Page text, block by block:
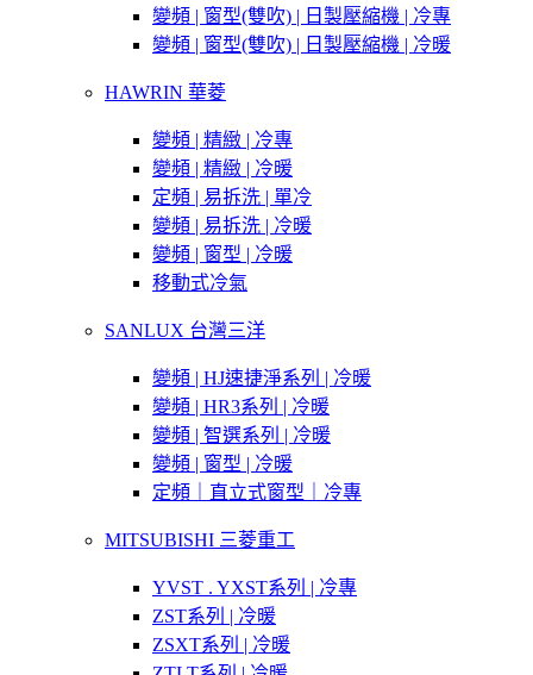
變頻 | 窗型(雙吹) | 日製壓縮機 | 冷專
變頻 | 窗型(雙吹) | 日製壓縮機 | 冷暖
HAWRIN 華菱
變頻 | 精緻 | 冷專
變頻 | 精緻 | 冷暖
定頻 | 易拆洗 | 單冷
變頻 | 易拆洗 | 冷暖
變頻 | 窗型 | 冷暖
移動式冷氣
SANLUX 台灣三洋
變頻 | HJ速捷淨系列 | 冷暖
變頻 | HR3系列 | 冷暖
變頻 | 智選系列 | 冷暖
變頻 | 窗型 | 冷暖
定頻｜直立式窗型｜冷專
MITSUBISHI 三菱重工
YVST . YXST系列 | 冷專
ZST系列 | 冷暖
ZSXT系列 | 冷暖